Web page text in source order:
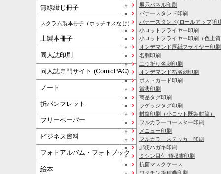
無線綴じ冊子
スクラム製本冊子（ホッチキスなし）
上製本冊子
同人誌印刷
同人誌専門サイト (ComicPAC)
ノート
折パンフレット
フリーペーパー
ビジネス資料
フォトアルバム・フォトブック
絵本
展示パネル印刷
バナースタンド印刷
バナースタンド(ロールアップ)印
小ロットフライヤー印刷
小ロットフライヤー印刷（色上
オンデマンド厚紙フライヤー印刷
名刺印刷
二つ折り名刺印刷
オンデマンド箔名刺印刷
ポストカード印刷
賞状印刷
商品タグ印刷
ラゲッジタグ印刷
封筒印刷
（小ロット既製封筒）
フルカラーコースター印刷
メニュー印刷
フルカラーステッカー印刷
郵便ハガキ印刷
ミシン目付 領収書印刷
抗菌マスクケース
ワクチン接種券印刷